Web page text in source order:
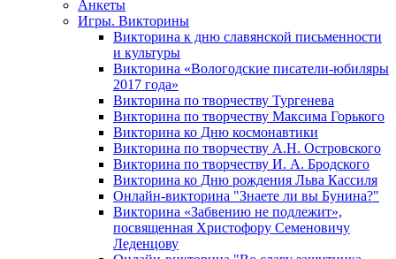
Анкеты
Игры. Викторины
Викторина к дню славянской письменности
и культуры
Викторина «Вологодские писатели-юбиляры
2017 года»
Викторина по творчеству Тургенева
Викторина по творчеству Максима Горького
Викторина ко Дню космонавтики
Викторина по творчеству А.Н. Островского
Викторина по творчеству И. А. Бродского
Викторина ко Дню рождения Льва Кассиля
Онлайн-викторина "Знаете ли вы Бунина?"
Викторина «Забвению не подлежит»,
посвященная Христофору Семеновичу
Леденцову